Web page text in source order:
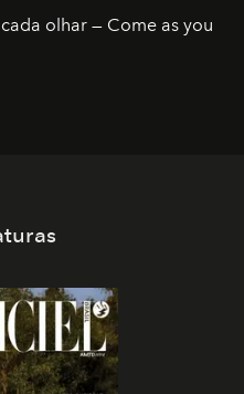
olhar — Come as you